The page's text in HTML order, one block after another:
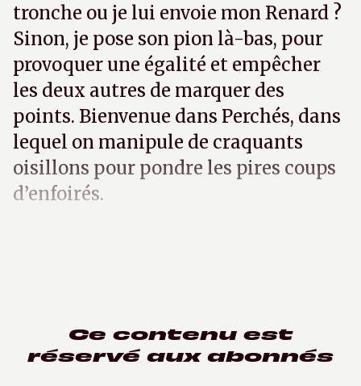
tronche ou je lui envoie mon Renard ?
Sinon, je pose son pion là-bas, pour
provoquer une égalité et empêcher
les deux autres de marquer des
points. Bienvenue dans Perchés, dans
lequel on manipule de craquants
oisillons pour pondre les pires coups
d’enfoirés.
Ce contenu est
réservé aux abonnés